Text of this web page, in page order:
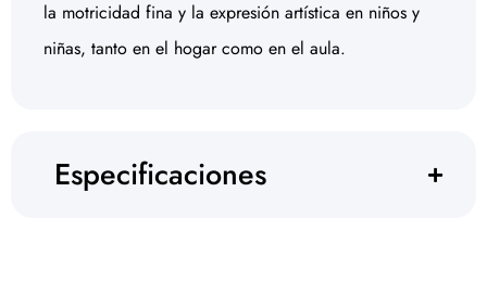
la motricidad fina y la expresión artística en niños y
niñas, tanto en el hogar como en el aula.
Especificaciones